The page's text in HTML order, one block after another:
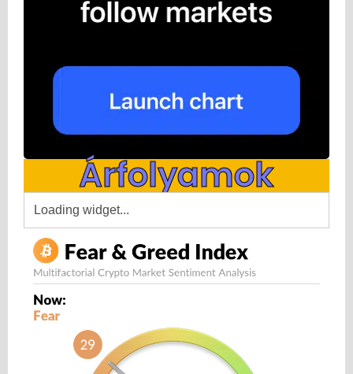
Árfolyamok